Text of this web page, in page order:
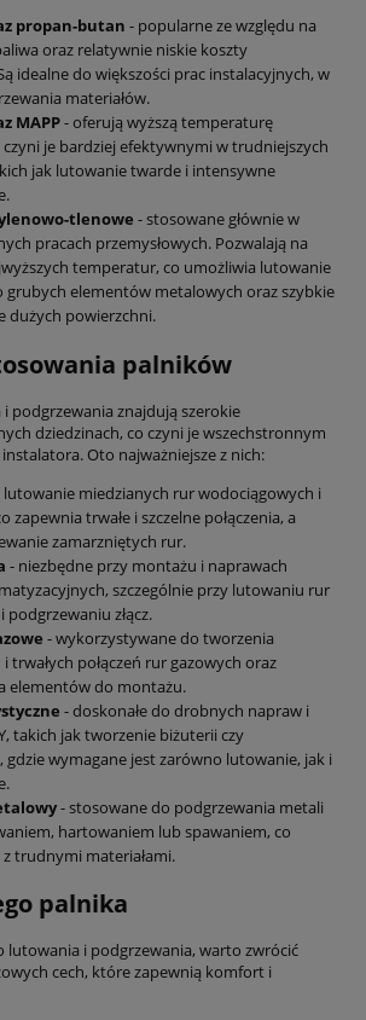
propan-butan - popularne ze względu na
oraz relatywnie niskie koszty
idealne do większości prac instalacyjnych, w
materiałów.
MAPP- oferują wyższą temperaturę
czyni je bardziej efektywnymi w trudniejszych
jak lutowanie twarde i intensywne
tlenowe - stosowane głównie w
pracach przemysłowych. Pozwalają na
temperatur, co umożliwia lutowanie
grubych elementów metalowych oraz szybkie
dużych powierzchni.
palników
podgrzewania znajdują szerokie
dziedzinach, co czyni je wszechstronnym
Oto najważniejsze z nich:
lutowanie miedzianych rur wodociągowych i
zapewnia trwałe i szczelne połączenia, a
zamarzniętych rur.
- niezbędne przy montażu i naprawach
szczególnie przy lutowaniu rur
podgrzewaniu złącz.
- wykorzystywane do tworzenia
trwałych połączeń rur gazowych oraz
elementów do montażu.
- doskonałe do drobnych napraw i
takich jak tworzenie biżuterii czy
gdzie wymagane jest zarówno lutowanie, jak i
- stosowane do podgrzewania metali
hartowaniem lub spawaniem, co
z trudnymi materiałami.
palnika
lutowania i podgrzewania, warto zwrócić
cech, które zapewnią komfort i